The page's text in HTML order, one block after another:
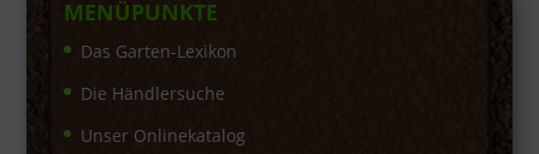
MENÜPUNKTE
Das Garten-Lexikon
Die Händlersuche
Unser Onlinekatalog